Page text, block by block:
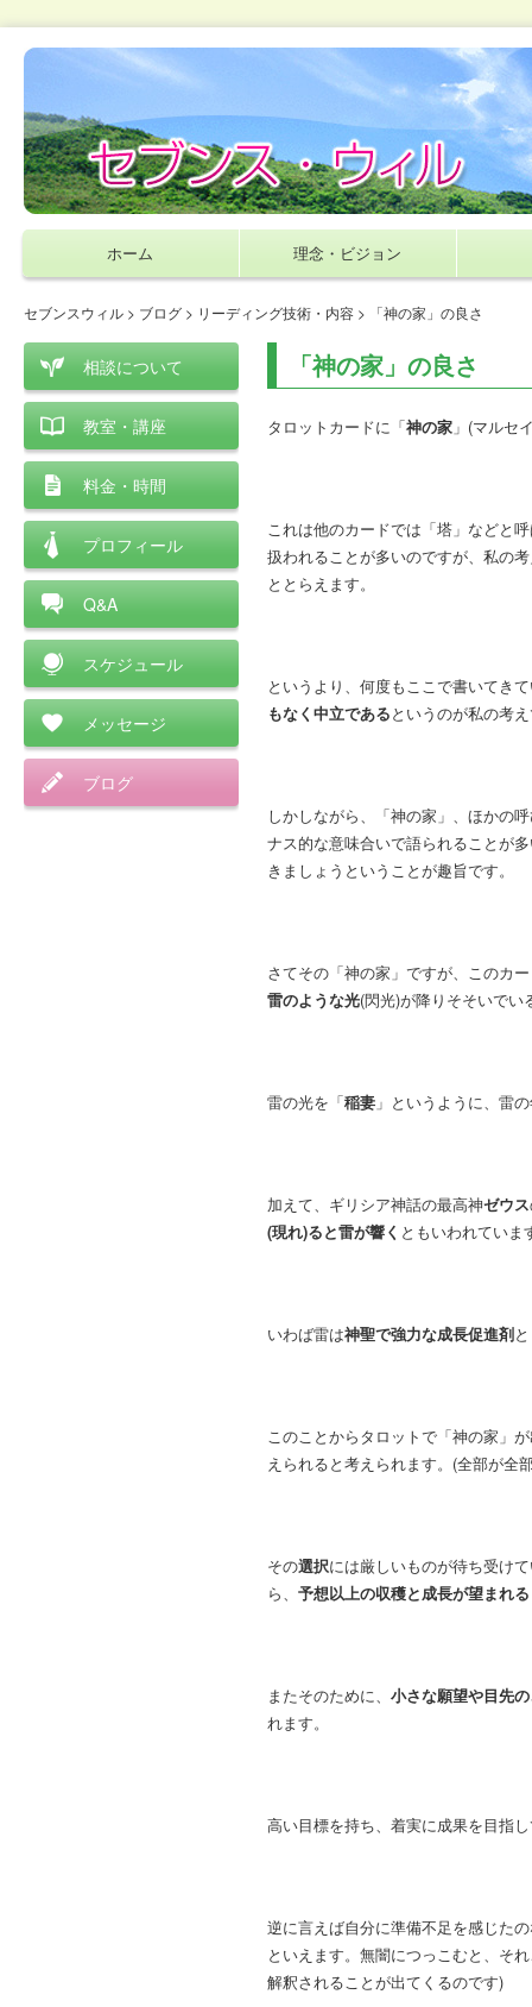
ホーム 理念・ビジョン
セブンスウィル > ブログ > リーディング技術・内容 > 「神の家」の良さ
「神の家」の良さ
タロットカードに「神の家 」(マルセ
これは他のカードでは「塔」などと
扱われることが多いのですが、私の
ととらえます。
というより、何度もここで書いてき
もなく中立であるというのが私の考
しかしながら、「神の家」、ほかの
ナス的な意味合いで語られることが
きましょうということが趣旨です。
さてその「神の家」ですが、このカ
雷のような光(閃光)が降りそそいでい
雷の光を「稲妻 」というように、雷
加えて、ギリシア神話の最高神ゼウス
(現れ)ると雷が響く ともいわれていま
いわば雷は神聖で強力な成長促進剤
このことからタロットで「神の家」
えられると考えられます。(全部が全
その選択には厳しいものが待ち受け
ら、 予想以上の収穫と成長が望まれ
またそのために、 小さな願望や目先
れます。
高い目標を持ち、着実に成果を目指
逆に言えば自分に準備不足を感じた
といえます。 無闇につっこむと、そ
解釈されることが出てくるのです)
相談について
教室・講座
料金・時間
プロフィール
Q&A
スケジュール
メッセージ
ブログ